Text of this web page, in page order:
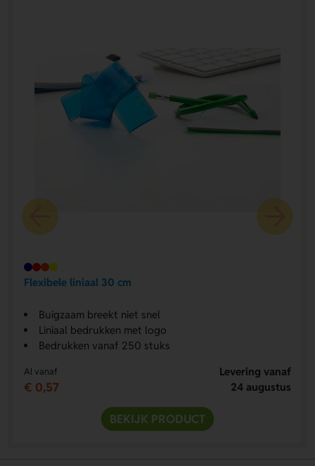
Flexibele liniaal 30 cm
Buigzaam breekt niet snel
Liniaal bedrukken met logo
Bedrukken vanaf 250 stuks
Al vanaf
€ 0,57
Levering vanaf
24 augustus
BEKIJK PRODUCT